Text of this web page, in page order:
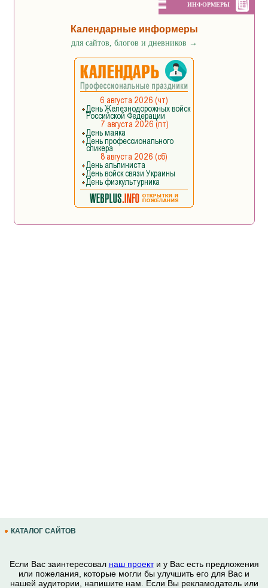
ИНФОРМЕРЫ
Календарные информеры
для сайтов, блогов и дневников →
КАТАЛОГ САЙТОВ
Если Вас заинтересовал наш проекти у Вас есть предложения
или пожелания, которые могли бы улучшить его для Вас и
нашей аудитории, напишите нам. Если Вы рекламодатель или